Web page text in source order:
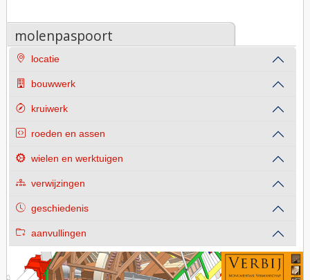
molenpaspoort
locatie
bouwwerk
kruiwerk
roeden en assen
wielen en werktuigen
verwijzingen
geschiedenis
aanvullingen